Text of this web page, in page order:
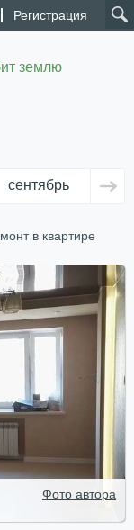
Регистрация
землю
сентябрь
в квартире
Фото автора